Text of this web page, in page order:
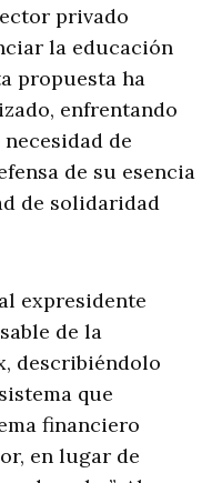
privado
la educación
propuesta ha
enfrentando
de
de su esencia
de solidaridad
expresidente
de la
describiéndolo
que
financiero
en lugar de